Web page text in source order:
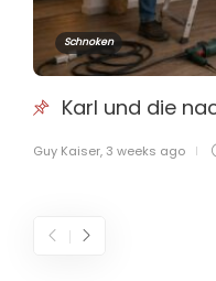
Schnoken
Karl und die
Guy Kaiser, 3 weeks ago